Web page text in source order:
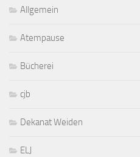
Allgemein
Atempause
Bücherei
cjb
Dekanat Weiden
ELJ